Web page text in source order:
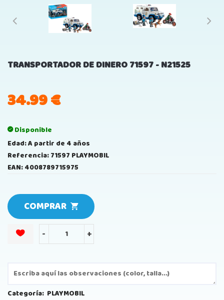
TRANSPORTADOR DE DINERO 71597 - N21525
34.99€
Disponible
Edad: A partir de 4 años
Referencia: 71597 PLAYMOBIL
EAN: 4008789715975
COMPRAR
- +
Categoría: PLAYMOBIL